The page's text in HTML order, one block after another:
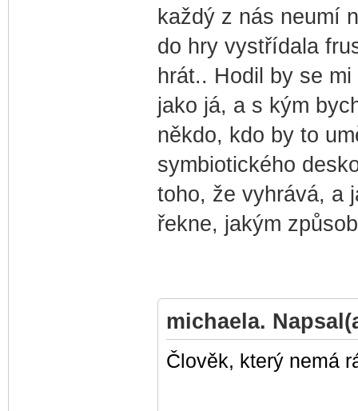
každý z nás neumí
do hry vystřídala
hrát.. Hodil by se
jako já, a s kým
někdo, kdo by to
symbiotického
toho, že vyhrává, a
řekne, jakým
michaela.
Člověk, který nemá